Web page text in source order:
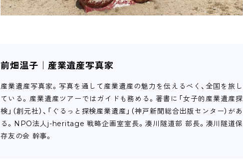
前畑温子｜産業遺産写真家
産業遺産写真家。写真を通して産業遺産の魅力を伝えるべく、全国を旅し
ている。産業遺産ツアーではガイドも務める。著書に「女子的産業遺産探
検」（創元社）、「ぐるっと探検産業遺産」（神戸新聞総合出版センター）があ
る。NPO法人j-heritage 戦略企画室室長。湊川隧道部 部長。湊川隧道保
存友の会 幹事。